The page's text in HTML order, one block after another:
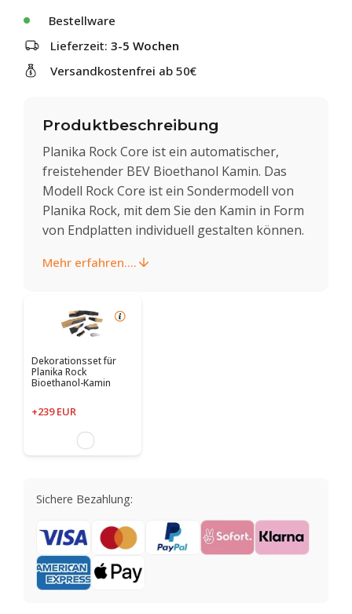
Bestellware
Lieferzeit: 3-5 Wochen
Versandkostenfrei ab 50€
Produktbeschreibung
Planika Rock Core ist ein automatischer,
freistehender BEV Bioethanol Kamin. Das
Modell Rock Core ist ein Sondermodell von
Planika Rock, mit dem Sie den Kamin in Form
von Endplatten individuell gestalten können.
Mehr erfahren....
Dekorationsset für
Planika Rock
Bioethanol-Kamin
+239 EUR
Sichere Bezahlung: